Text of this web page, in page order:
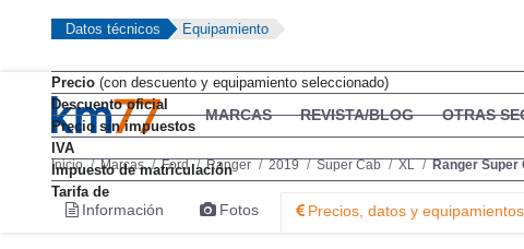
MARCAS REVISTA/BLOG OTRAS
Inicio Marcas Ford Ranger 2019 Super Cab XL Ranger Super
Información Fotos Precios, datos y equipamientos
Datos técnicos Equipamiento
Precio (con descuento y equipamiento seleccionado)
Descuento oficial
Precio sin impuestos
IVA
Impuesto de matriculación
Tarifa de